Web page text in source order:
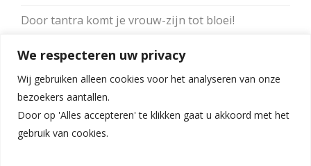
We respecteren uw privacy
Wij gebruiken alleen cookies voor het analyseren van onze
bezoekers aantallen.
Door op 'Alles accepteren' te klikken gaat u akkoord met het
gebruik van cookies.
Door tantra komt je vrouw-zijn tot bloei!
Merk je verschil in je orgasme met vingers of
vibrator?